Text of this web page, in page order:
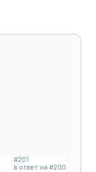
#201
в ответ на #200